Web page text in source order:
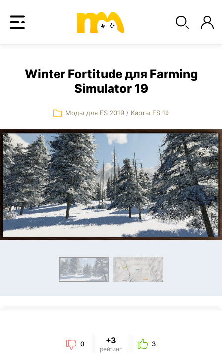
Winter Fortitude для Farming
Simulator 19
Моды для FS 2019 / Карты FS 19
0 +3
рейтинг
3